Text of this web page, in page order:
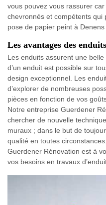
vous pouvez vous rassurer
chevronnés et compétents qui
pose de papier peint à Denens
Les avantages des
Les enduits assurent une belle
d’un enduit est possible sur
design exceptionnel. Les
d’explorer de nombreuses
pièces en fonction de vos
Notre entreprise Guerdener
chercher de nouvelle
muraux ; dans le but de
qualité en toutes
Guerdener Rénovation est à
vos besoins en travaux